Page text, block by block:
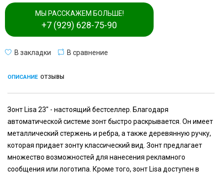
МЫ РАССКАЖЕМ БОЛЬШЕ!
+7 (929) 628-75-90
В закладки В сравнение
ОПИСАНИЕ ОТЗЫВЫ
Зонт Lisa 23" - настоящий бестселлер. Благодаря
автоматической системе зонт быстро раскрывается. Он имеет
металлический стержень и ребра, а также деревянную ручку,
которая придает зонту классический вид. Зонт предлагает
множество возможностей для нанесения рекламного
сообщения или логотипа. Кроме того, зонт Lisa доступен в